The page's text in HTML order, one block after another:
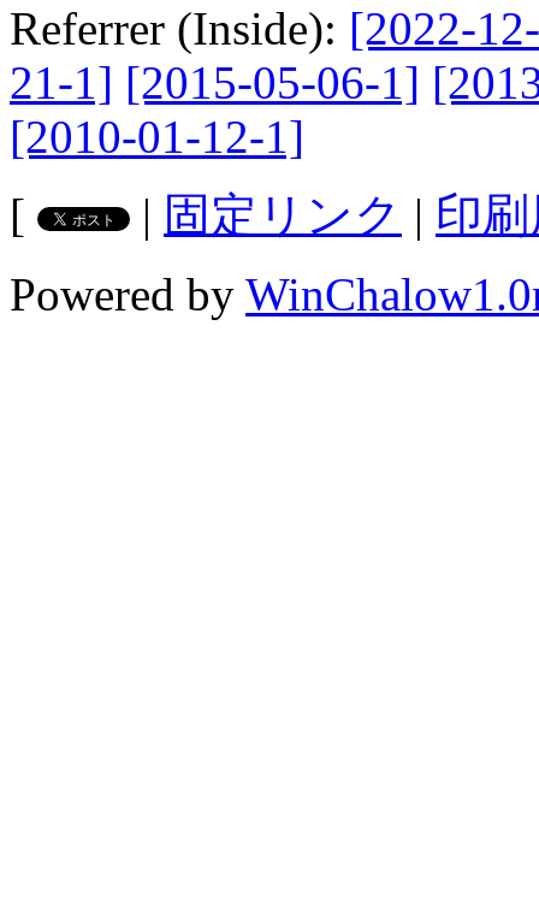
Referrer (Inside): [2022-
21-1] [2015-05-06-1]
[2010-01-12-1]
[
| 固定リンク | 印
Powered by